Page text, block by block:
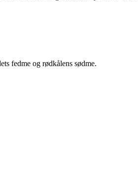
fedme og rødkålens sødme.